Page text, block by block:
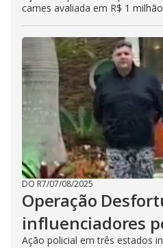
carnes avaliada em R$ 1 milhão
DO R7/07/08/2025
Operação
influenciadores
Ação policial em três estados